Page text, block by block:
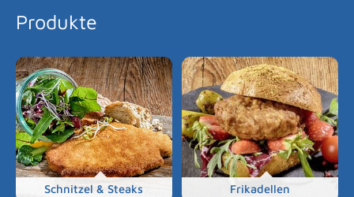
Produkte
Schnitzel & Steaks Frikadellen